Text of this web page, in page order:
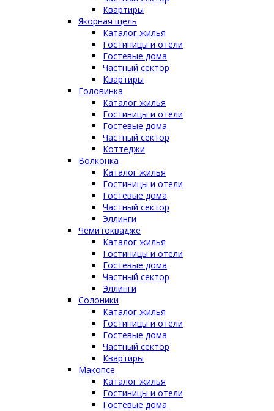
Квартиры
Якорная щель
Каталог жилья
Гостиницы и отели
Гостевые дома
Частный сектор
Квартиры
Головинка
Каталог жилья
Гостиницы и отели
Гостевые дома
Частный сектор
Коттеджи
Волконка
Каталог жилья
Гостиницы и отели
Гостевые дома
Частный сектор
Эллинги
Чемитоквадже
Каталог жилья
Гостиницы и отели
Гостевые дома
Частный сектор
Эллинги
Солоники
Каталог жилья
Гостиницы и отели
Гостевые дома
Частный сектор
Квартиры
Макопсе
Каталог жилья
Гостиницы и отели
Гостевые дома